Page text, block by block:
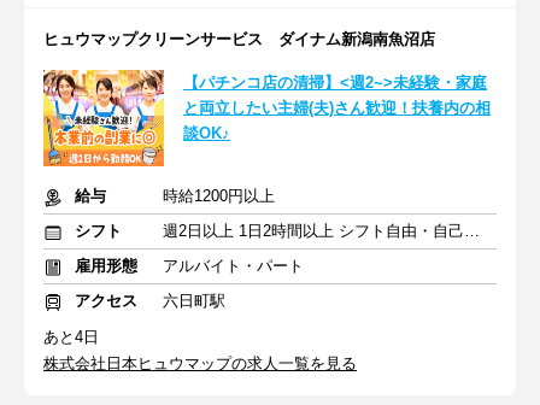
ヒュウマップクリーンサービス ダイナム新潟南魚沼店
【パチンコ店の清掃】<週2~>未経験・家庭
と両立したい主婦(夫)さん歓迎！扶養内の相
談OK♪
給与
時給1200円以上
シフト
週2日以上 1日2時間以上 シフト自由・自己申告
雇用形態
アルバイト・パート
アクセス
六日町駅
あと4日
株式会社日本ヒュウマップの求人一覧を見る